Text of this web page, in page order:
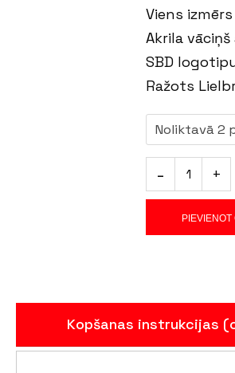
Viens
Akrila
SBD
Ražots
Noliktavā 2
PIEVIENOT
Kopšanas instrukcijas